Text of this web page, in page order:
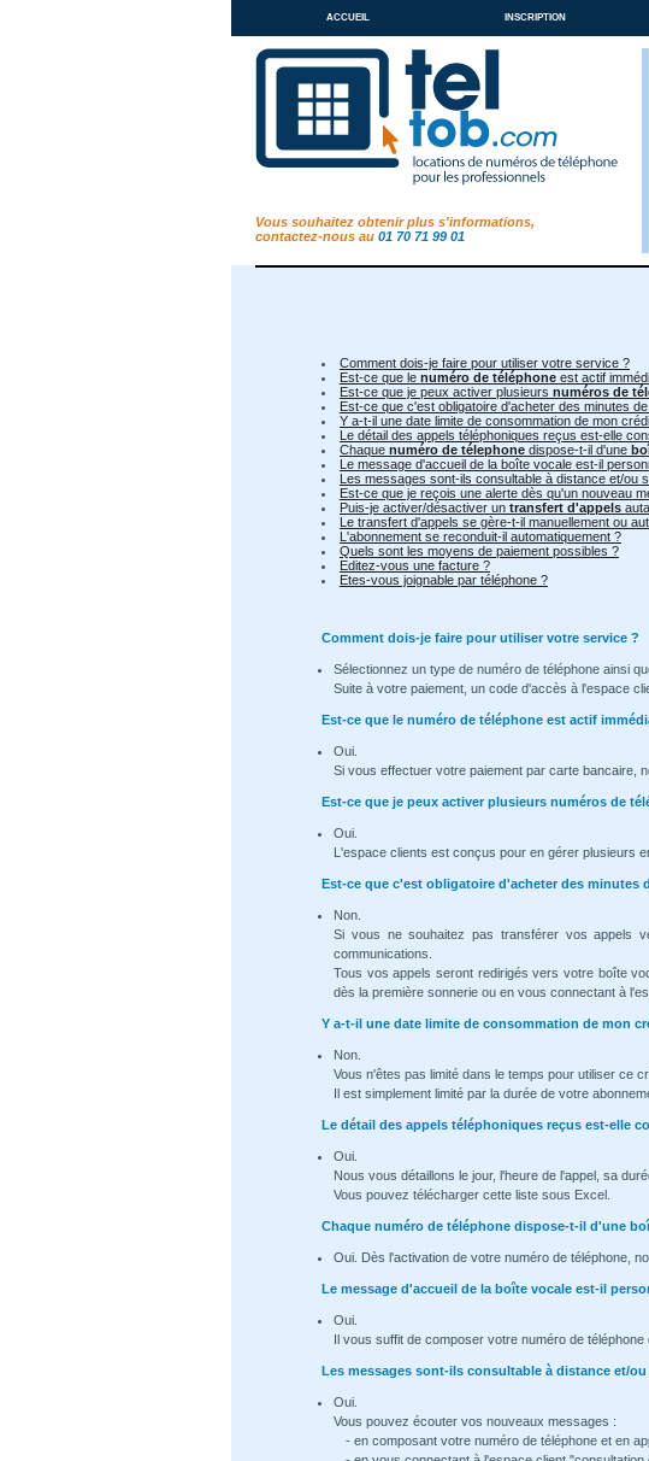
accueil inscription
Vous souhaitez obtenir plus s'informations,
contactez-nous au 01 70 71 99 01
Comment dois-je faire pour utiliser votre service ?
Est-ce que le numéro de téléphone est actif
Est-ce que je peux activer plusieurs numéros de
Est-ce que c'est obligatoire d'acheter des minutes
Y a-t-il une date limite de consommation de mon
Le détail des appels téléphoniques reçus est-elle
Chaque numéro de télephone dispose-t-il d'une
Le message d'accueil de la boîte vocale est-il
Les messages sont-ils consultable à distance et/ou
Est-ce que je reçois une alerte dès qu'un nouveau
Puis-je activer/désactiver un transfert d'appels
Le transfert d'appels se gère-t-il manuellement ou
L'abonnement se reconduit-il automatiquement ?
Quels sont les moyens de paiement possibles ?
Editez-vous une facture ?
Etes-vous joignable par téléphone ?
Comment dois-je faire pour utiliser votre service ?
Sélectionnez un type de numéro de téléphone ainsi
Suite à votre paiement, un code d'accès à l'espace
Est-ce que le numéro de téléphone est actif
Oui.
Si vous effectuer votre paiement par carte bancaire,
Est-ce que je peux activer plusieurs numéros de
Oui.
L'espace clients est conçus pour en gérer plusieurs
Est-ce que c'est obligatoire d'acheter des minutes
Non.
Si vous ne souhaitez pas transférer vos appels
communications.
Tous vos appels seront redirigés vers votre boîte
dès la première sonnerie ou en vous connectant à
Y a-t-il une date limite de consommation de mon
Non.
Vous n'êtes pas limité dans le temps pour utiliser ce
Il est simplement limité par la durée de votre
Le détail des appels téléphoniques reçus est-elle
Oui.
Nous vous détaillons le jour, l'heure de l'appel, sa
Vous pouvez télécharger cette liste sous Excel.
Chaque numéro de téléphone dispose-t-il d'une
Oui. Dès l'activation de votre numéro de téléphone,
Le message d'accueil de la boîte vocale est-il
Oui.
Il vous suffit de composer votre numéro de
Les messages sont-ils consultable à distance et/ou
Oui.
Vous pouvez écouter vos nouveaux messages :
- en composant votre numéro de téléphone et en